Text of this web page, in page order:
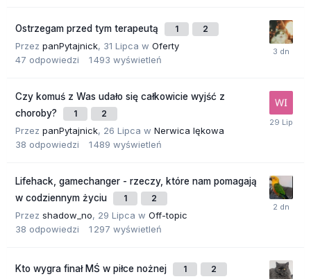
Ostrzegam przed tym terapeutą 1 2
Przez panPytajnick, 31 Lipca w Oferty
47 odpowiedzi 1 493 wyświetleń
Czy komuś z Was udało się całkowicie wyjść z
choroby?
1 2
Przez panPytajnick, 26 Lipca w Nerwica lękowa
38 odpowiedzi 1 489 wyświetleń
Lifehack, gamechanger - rzeczy, które nam pomagają
w codziennym życiu
1 2
Przez shadow_no, 29 Lipca w Off-topic
38 odpowiedzi 1 297 wyświetleń
Kto wygra finał MŚ w piłce nożnej 1 2